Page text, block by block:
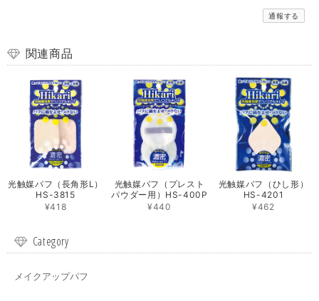
通報する
関連商品
光触媒パフ（長角形L）
HS-3815
¥418
光触媒パフ（プレスト
パウダー用）HS-400P
¥440
光触媒パフ（ひし形）
HS-4201
¥462
Category
メイクアップパフ